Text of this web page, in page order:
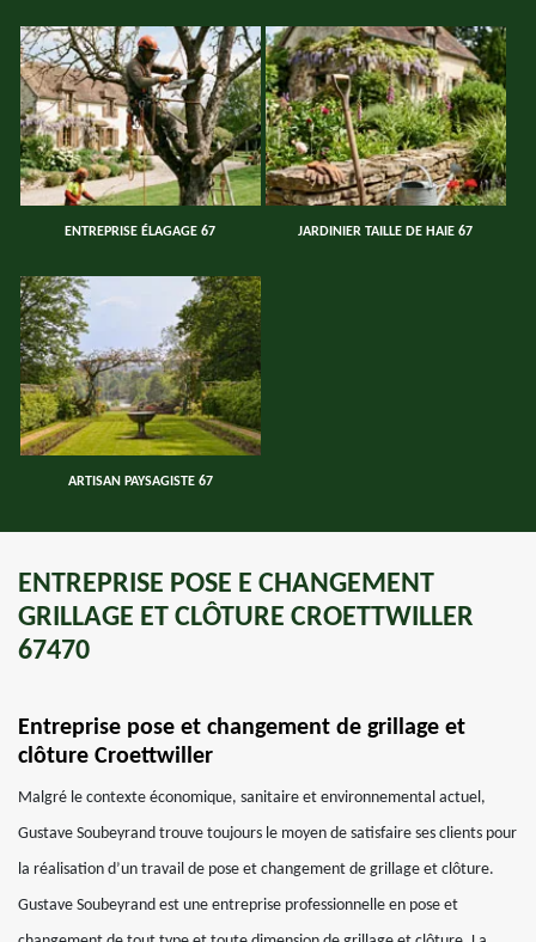
ENTREPRISE ÉLAGAGE 67 JARDINIER TAILLE DE HAIE 67
ARTISAN PAYSAGISTE 67
ENTREPRISE POSE E CHANGEMENT
GRILLAGE ET CLÔTURE CROETTWILLER
67470
Entreprise pose et changement de grillage et
clôture Croettwiller
Malgré le contexte économique, sanitaire et environnemental actuel,
Gustave Soubeyrand trouve toujours le moyen de satisfaire ses clients pour
la réalisation d’un travail de pose et changement de grillage et clôture.
Gustave Soubeyrand est une entreprise professionnelle en pose et